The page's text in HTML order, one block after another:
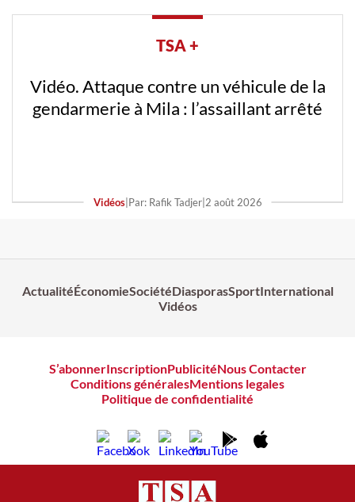
TSA +
Vidéo. Attaque contre un véhicule de la
gendarmerie à Mila : l’assaillant arrêté
Vidéos| Par: Rafik Tadjer| 2 août 2026
ActualitéÉconomieSociétéDiasporasSportInternational
Vidéos
S’abonnerInscriptionPublicitéNous Contacter
Conditions généralesMentions legales
Politique de confidentialité